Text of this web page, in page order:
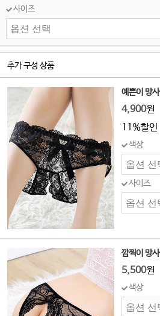
사이즈
추가 구성 상품
예쁜이 망
4,900원
11%할인
색상
사이즈
깜찍이 망
5,500원
색상